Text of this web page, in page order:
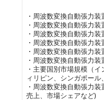
・周波数変換自動張力
・周波数変換自動張力
・周波数変換自動張力
・周波数変換自動張力
・周波数変換自動張力
・周波数変換自動張力
・主要国別市場規模（
ィリピン、シンガポール
・周波数変換自動張力装
売上、市場シェアなど)